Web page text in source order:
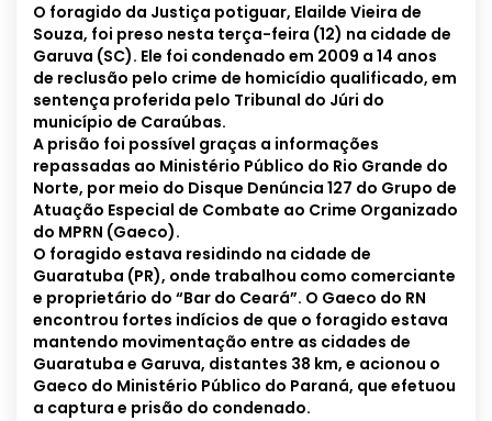
O foragido da Justiça potiguar, Elailde Vieira de
Souza, foi preso nesta terça-feira (12) na cidade de
Garuva (SC). Ele foi condenado em 2009 a 14 anos
de reclusão pelo crime de homicídio qualificado, em
sentença proferida pelo Tribunal do Júri do
município de Caraúbas.
A prisão foi possível graças a informações
repassadas ao Ministério Público do Rio Grande do
Norte, por meio do Disque Denúncia 127 do Grupo de
Atuação Especial de Combate ao Crime Organizado
do MPRN (Gaeco).
O foragido estava residindo na cidade de
Guaratuba (PR), onde trabalhou como comerciante
e proprietário do “Bar do Ceará”. O Gaeco do RN
encontrou fortes indícios de que o foragido estava
mantendo movimentação entre as cidades de
Guaratuba e Garuva, distantes 38 km, e acionou o
Gaeco do Ministério Público do Paraná, que efetuou
a captura e prisão do condenado.